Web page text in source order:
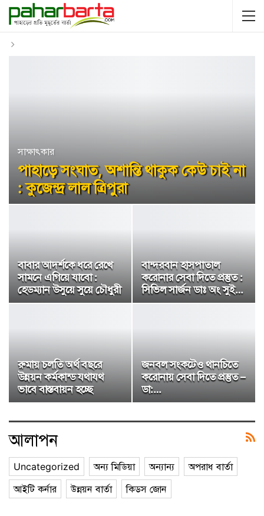
সাক্ষাৎকার
পাহাড়ে সংঘাত, অশান্তি থাকুক কেউ চাই না
: কুজেন্দ্র লাল ত্রিপুরা
বাবার আদর্শকে ধরে রেখে
সামনে এগিয়ে যাবো :
হেডম্যান উসুয়ে সুয়ে চৌধুরী
বান্দরবান হাসপাতাল
করোনার সেবা দিতে প্রস্তুত :
সিভিল সার্জন ডাঃ অং সুই…
রুমায় চলতি অর্থ বছরে
উন্নয়ন কর্মকান্ড যথাযথ
ভাবে বাস্তবায়ন হচ্ছে
জনবল সংকটেও থানচিতে
করোনায় সেবা দিতে প্রস্তুত –
ডা:…
আলাপন
Uncategorized অন্য মিডিয়া অন্যান্য
অপরাধ বার্তা
আইটি কর্নার
উন্নয়ন বার্তা কিড্স জোন